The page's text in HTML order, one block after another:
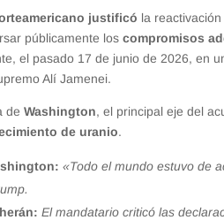
justificó la
públicamente loscompromisos
el pasado 17 de junio de 2026, en
Alí Jamenei.
deWashington, el principal eje del
de uranio.
«Todo el mundo estuvo de
El mandatario criticó las